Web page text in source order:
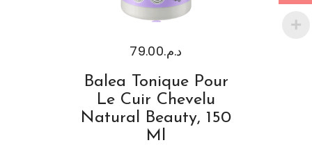
د.م.79.00
Balea Tonique Pour
Le Cuir Chevelu
Natural Beauty, 150
Ml